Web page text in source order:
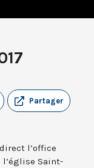
Partager
l’office
Saint-